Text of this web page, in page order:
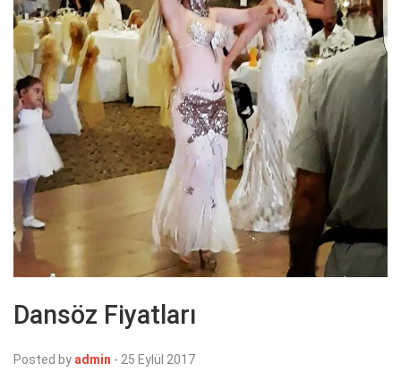
Dansöz Fiyatları
Posted by admin - 25 Eylül 2017